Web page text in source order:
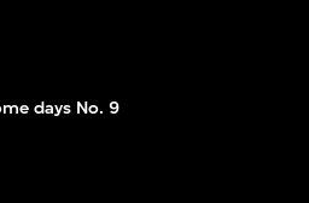
days No. 9